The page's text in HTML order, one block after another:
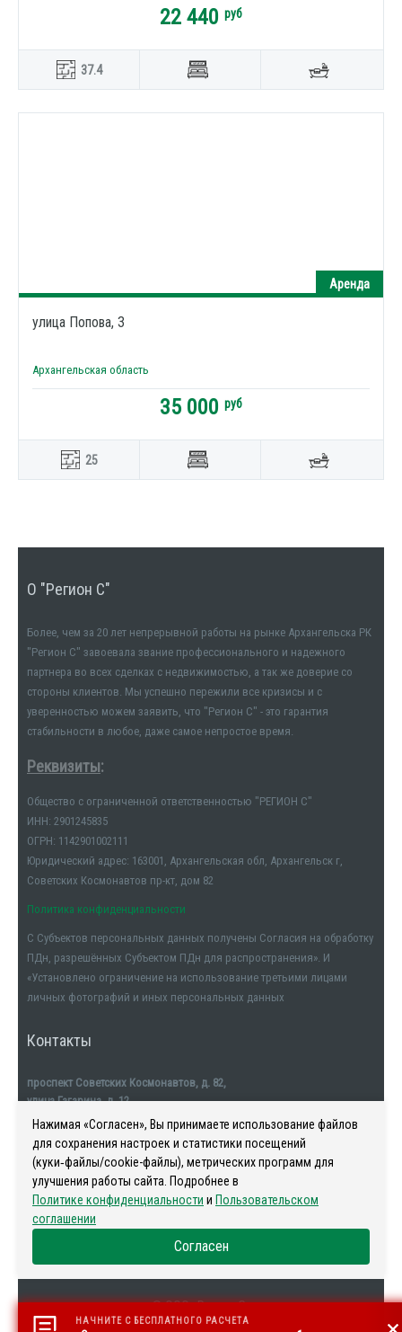
22 440 руб
37.4
Аренда
улица Попова, 3
Архангельская область
35 000 руб
25
О "Регион С"
Более, чем за 20 лет непрерывной работы на рынке Архангельска РК
"Регион С" завоевала звание профессионального и надежного
партнера во всех сделках с недвижимостью, а так же доверие со
стороны клиентов. Мы успешно пережили все кризисы и с
уверенностью можем заявить, что "Регион С" - это гарантия
стабильности в любое, даже самое непростое время.
Реквизиты:
Общество с ограниченной ответственностью "РЕГИОН С"
ИНН: 2901245835
ОГРН: 1142901002111
Юридический адрес: 163001, Архангельская обл, Архангельск г,
Советских Космонавтов пр-кт, дом 82
Политика конфиденциальности
С Субъектов персональных данных получены Согласия на обработку
ПДн, разрешённых Субъектом ПДн для распространения». И
«Установлено ограничение на использование третьими лицами
личных фотографий и иных персональных данных
Контакты
проспект Советских Космонавтов, д. 82,
улица Гагарина, д. 12
тел. +7911-554-32-32
Наша история
© ООО «Регион С»
Нажимая «Согласен», Вы принимаете использование файлов
для сохранения настроек и статистики посещений
(куки‑файлы/cookie-файлы), метрических программ для
улучшения работы сайта. Подробнее в
Политике конфиденциальности и Пользовательском
соглашении
Согласен
НАЧНИТЕ С БЕСПЛАТНОГО РАСЧЕТА